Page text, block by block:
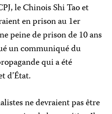
le Chinois Shi Tao et
en prison au 1er
peine de prison de 10 ans
un communiqué du
qui a été
d’État.
ne devraient pas être